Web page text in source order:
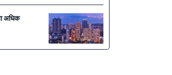
अधिक